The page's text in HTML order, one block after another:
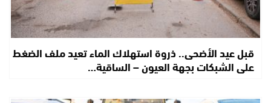
قبل عيد الأضحى.. ذروة استهلاك الماء تعيد ملف الضغط
على الشبكات بجهة العيون – الساقية…